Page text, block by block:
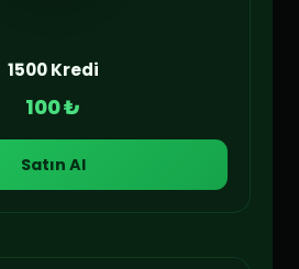
1500 Kredi
100 ₺
Satın Al